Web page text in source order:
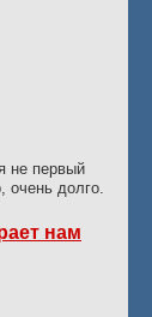
не первый
долго.
нам